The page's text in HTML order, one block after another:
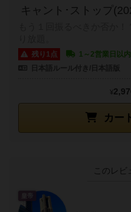
キャント･ストップ
残り1点
1～2営業日以
カー
¥
このレビ
皇帝